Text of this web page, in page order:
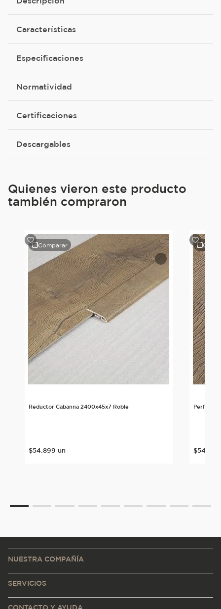
Características
Especificaciones
Normatividad
Certificaciones
Descargables
Quienes vieron este producto
también compraron
Comparar
Reductor Cabanna 2400x45x7 Roble
$54.899 un
Perfil T
$54
NUESTRA COMPAÑÍA
SERVICIOS